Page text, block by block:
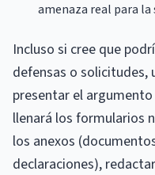
amenaza real para la
Incluso si cree que
defensas o solicitudes,
presentar el
llenará los formularios
los anexos
declaraciones),